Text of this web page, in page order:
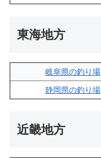
東海地方
岐阜県の釣り場
静岡県の釣り場
近畿地方